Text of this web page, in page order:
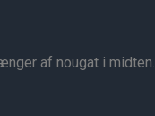
af nougat i midten.